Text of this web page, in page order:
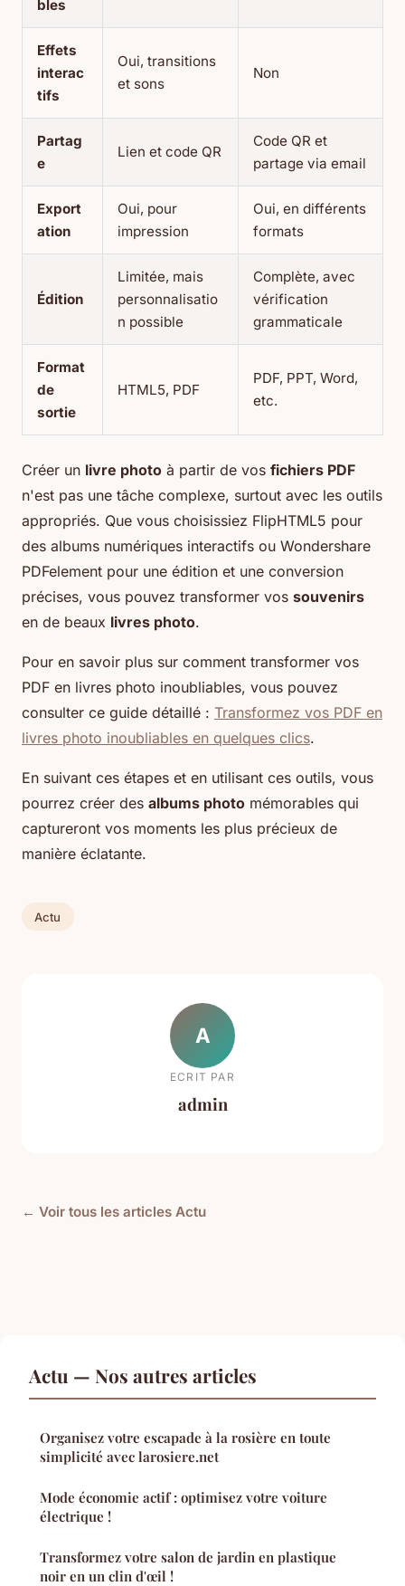
bles
Effets
interac
tifs
Oui, transitions
et sons
Non
Partag
e
Lien et code QR
Code QR et
partage via email
Export
ation
Oui, pour
impression
Oui, en différents
formats
Édition
Limitée, mais
personnalisatio
n possible
Complète, avec
vérification
grammaticale
Format
de
sortie
HTML5, PDF
PDF, PPT, Word,
etc.
Créer un livre photo à partir de vos fichiers PDF
n'est pas une tâche complexe, surtout avec les outils
appropriés. Que vous choisissiez FlipHTML5 pour
des albums numériques interactifs ou Wondershare
PDFelement pour une édition et une conversion
précises, vous pouvez transformer vos souvenirs
en de beaux livres photo.
Pour en savoir plus sur comment transformer vos
PDF en livres photo inoubliables, vous pouvez
consulter ce guide détaillé : Transformez vos PDF en
livres photo inoubliables en quelques clics.
En suivant ces étapes et en utilisant ces outils, vous
pourrez créer des albums photo mémorables qui
captureront vos moments les plus précieux de
manière éclatante.
Actu
A
ECRIT PAR
admin
← Voir tous les articles Actu
Actu — Nos autres articles
Organisez votre escapade à la rosière en toute
simplicité avec larosiere.net
Mode économie actif : optimisez votre voiture
électrique !
Transformez votre salon de jardin en plastique
noir en un clin d'œil !